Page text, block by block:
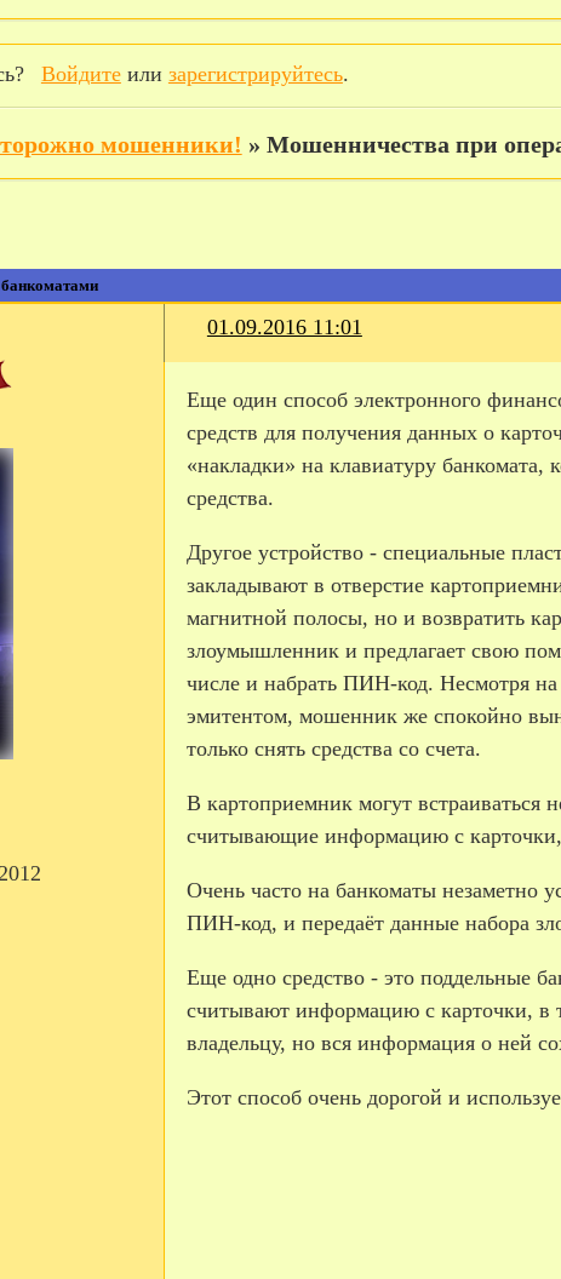
Войдитеили зарегистрируйтесь.
мошенники! » Мошенничества при
01.09.2016 11:01
Еще один способ электронного
средств для получения данных о
«накладки» на клавиатуру
средства.
Другое устройство - специальные
закладывают в отверстие
магнитной полосы, но и возвратить
злоумышленник и предлагает свою
числе и набрать ПИН-­код. Несмотря на
эмитентом, мошенник же спокойно
только снять средства со счета.
В картоприемник могут встраиваться
считывающие информацию с карточки,
Очень часто на банкоматы незаметно
ПИН-­код, и передаёт данные набора
Еще одно средство - это поддельные
считывают информацию с карточки, в
владельцу, но вся информация о ней
Этот способ очень дорогой и